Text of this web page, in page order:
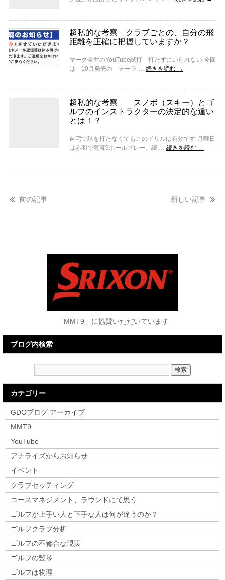
超私的な考察 クラブごとの、自分の飛
距離を正確に把握していますか？
マーク金井のYouTube試打 打たずにいられない 今回
は 10月発売の テーラ … 続きを読む →
超私的な考察 スノボ（スキー）とゴ
ルフのインストラクターの決定的な違い
とは！？
自宅で球を打たなくてもこのドリルは有効です 月曜日
は赤羽で薄暮9ホールプレー、続 … 続きを読む →
前の記事 新しい記事
「MMT9」に協賛いただいています
ブログ内検索
カテゴリー
GDOブログ アーカイブ
MMT9
YouTube
アナライズからお知らせ
イベント
クラブセッティング
コースマネジメント、ラウンドにて思う
ゴルフが上手い人と下手な人は何が違うのか？
ゴルフクラブ分析
ゴルフの不都合な現実
ゴルフの竪琴
ゴルフは物理